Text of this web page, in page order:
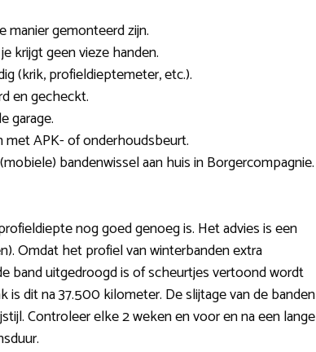
manier gemonteerd zijn.
krijgt geen vieze handen.
(krik, profieldieptemeter, etc.).
en gecheckt.
garage.
APK- of onderhoudsbeurt.
bandenwissel aan huis in Borgercompagnie.
nog goed genoeg is. Het advies is een
Omdat het profiel van winterbanden extra
band uitgedroogd is of scheurtjes vertoond wordt
is dit na 37.500 kilometer. De slijtage van de banden
Controleer elke 2 weken en voor en na een lange